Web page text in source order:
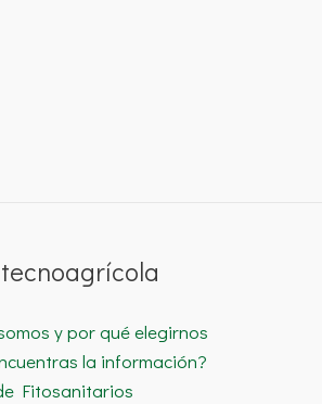
y por qué elegirnos
la información?
Fitosanitarios